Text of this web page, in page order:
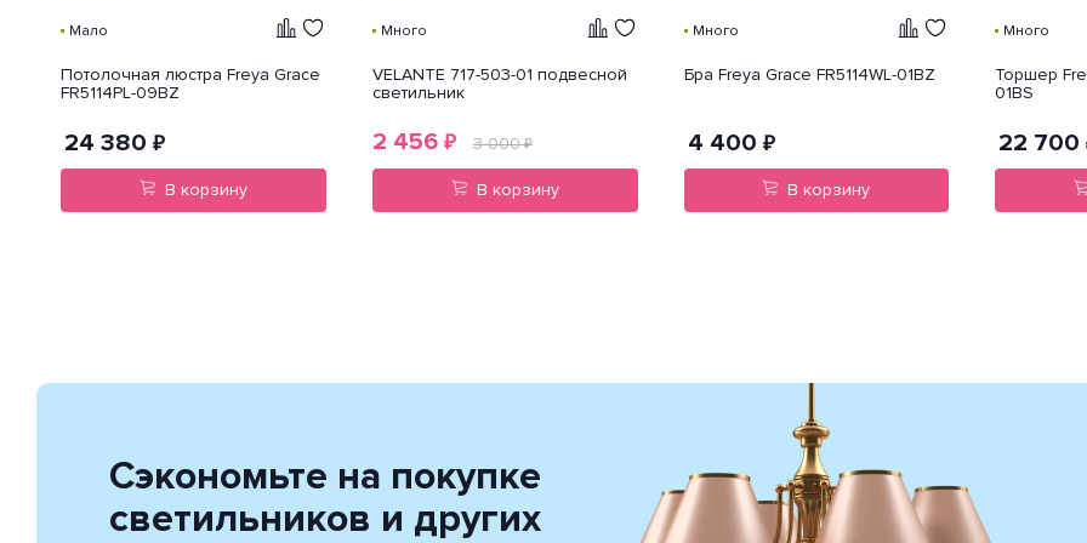
Мало
Потолочная люстра Freya Grace
FR5114PL-09BZ
24 380 ₽
В корзину
Много
VELANTE 717-503-01 подвесной
светильник
2 456₽ 3 000₽
В корзину
Много
Бра Freya Grace FR5114WL-01BZ
4 400 ₽
В корзину
Много
Торшер
01BS
22 700
Сэкономьте на покупке
светильников и других